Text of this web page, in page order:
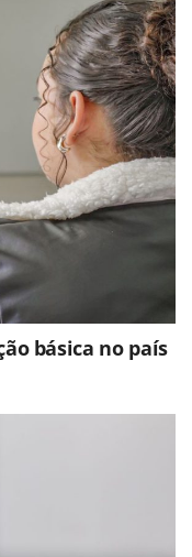
básica no país